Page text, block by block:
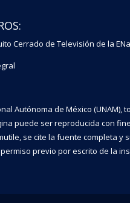
Cerrado de Televisión de la
Autónoma de México (UNAM),
puede ser reproducida con
se cite la fuente completa y
previo por escrito de la